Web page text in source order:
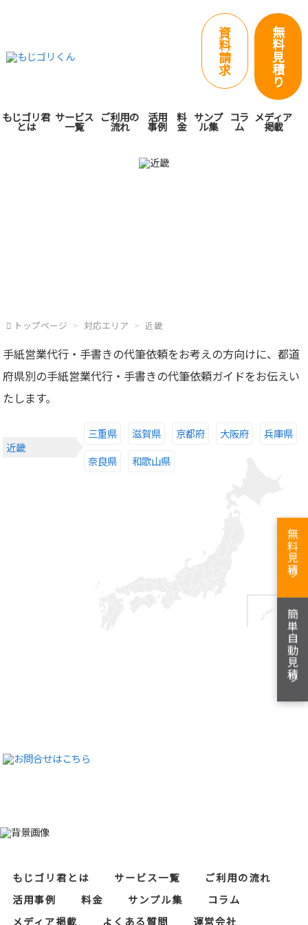
資
料
請
求
無
料
見
積
り
もじゴリ君
とは
サービス
一覧
ご利用の
流れ
活用
事例
料
金
サンプ
ル集
コラ
ム
メディア
掲載
トップページ 対応エリア 近畿
手紙営業代行・手書きの代筆依頼をお考えの方向けに、都道
府県別の手紙営業代行・手書きの代筆依頼ガイドをお伝えい
たします。
近畿
三重県 滋賀県 京都府 大阪府
兵庫県
奈良県
和歌山県
無料見積り
簡単自動見積り
もじゴリ君とは サービス一覧
ご利用の流れ
活用事例
料金 サンプル集
コラム
メディア掲載
よくある質問 運営会社